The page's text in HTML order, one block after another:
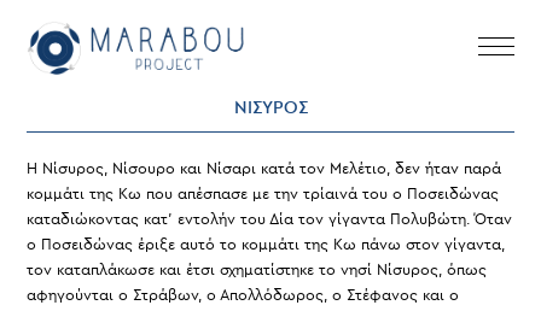
content
ΝΙΣΥΡΟΣ
Η Νίσυρος, Νίσουρο και Νίσαρι κατά τον Μελέτιο, δεν ήταν παρά
κομμάτι της Κω που απέσπασε με την τρίαινά του ο Ποσειδώνας
καταδιώκοντας κατ’ εντολήν του Δία τον γίγαντα Πολυβώτη. Όταν
ο Ποσειδώνας έριξε αυτό το κομμάτι της Κω πάνω στον γίγαντα,
τον καταπλάκωσε και έτσι σχηματίστηκε το νησί Νίσυρος, όπως
αφηγούνται ο Στράβων, ο Απολλόδωρος, ο Στέφανος και ο